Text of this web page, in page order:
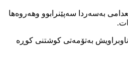
شۆڕشی سەڵماس ئێعدامی بەسەردا سەپێنرابوو وهەروەها
کرا.ناوبراویش بەتۆمەتی کوشتنی کوڕە